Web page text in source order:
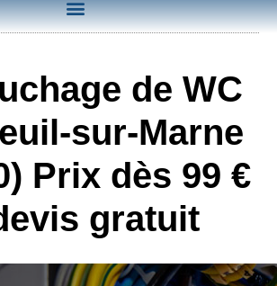
de WC
sur-Marne
Prix dès 99 €
gratuit